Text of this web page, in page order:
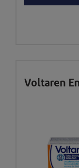
Voltaren